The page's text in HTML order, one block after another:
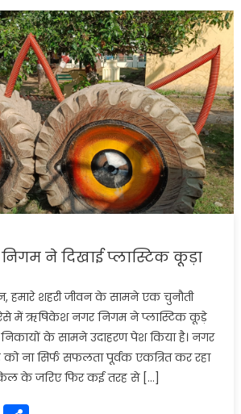
ने दिखाई प्लास्टिक कूड़ा
हमारे शहरी जीवन के सामने एक चुनौती
में ऋषिकेश नगर निगम ने प्लास्टिक कूड़े
के सामने उदाहरण पेश किया है। नगर
ना सिर्फ सफलता पूर्वक एकत्रित कर रहा
के जरिए फिर कई तरह से […]